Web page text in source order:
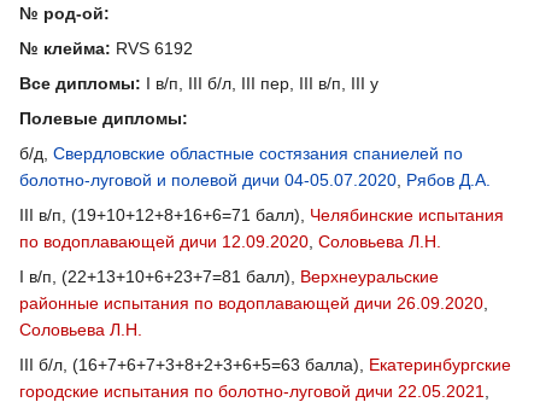
№ род-ой:
№ клейма: RVS 6192
Все дипломы: I в/п, III б/л, III пер, III в/п, III у
Полевые дипломы:
б/д, Свердловские областные состязания спаниелей по
болотно-луговой и полевой дичи 04-05.07.2020 Рябов Д.А.
III в/п, (19+10+12+8+16+6=71 балл), Челябинские испытания
по водоплавающей дичи 12.09.2020 Соловьева Л.Н.
I в/п, (22+13+10+6+23+7=81 балл), Верхнеуральские
районные испытания по водоплавающей дичи 26.09.2020
Соловьева Л.Н.
III б/л, (16+7+6+7+3+8+2+3+6+5=63 балла), Екатеринбургские
городские испытания по болотно-луговой дичи 22.05.2021